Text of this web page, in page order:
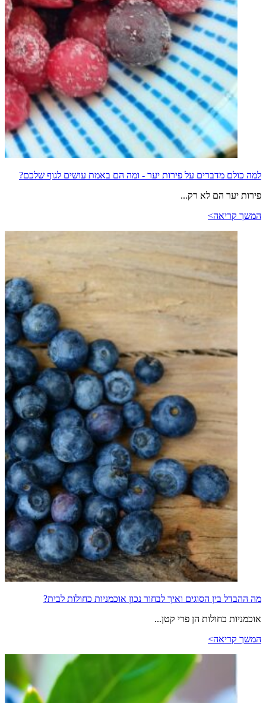
למה כולם מדברים על פירות יער - ומה הם באמת עושים לגוף שלכם?
פירות יער הם לא רק...
המשך קריאה>
מה ההבדל בין הסוגים ואיך לבחור נכון אוכמניות כחולות לבית?
אוכמניות כחולות הן פרי קטן...
המשך קריאה>